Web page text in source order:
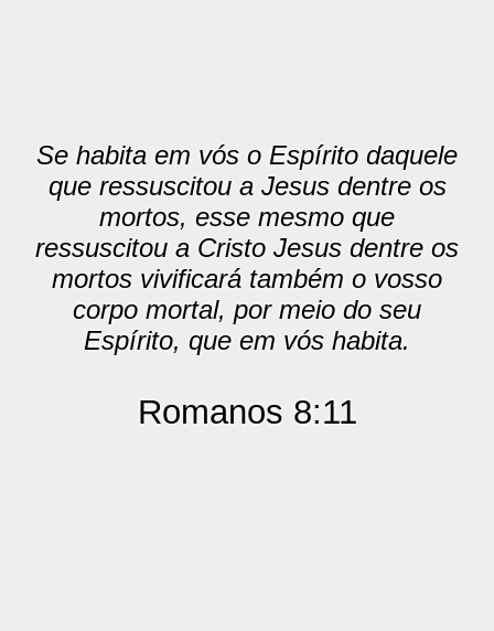
Se habita em vós o Espírito daquele
que ressuscitou a Jesus dentre os
mortos, esse mesmo que
ressuscitou a Cristo Jesus dentre os
mortos vivificará também o vosso
corpo mortal, por meio do seu
Espírito, que em vós habita.
Romanos 8:11